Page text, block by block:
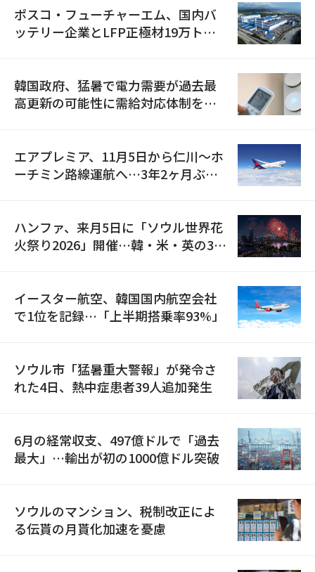
ポスコ・フューチャーエム、国内バ
ッテリー企業とLFP正極材19万トン
韓国政府、猛暑で電力需要が過去最
高更新の可能性に需給対応体制を点
エアプレミア、11月5日から仁川〜ホ
ーチミン路線運航へ…3年2ヶ月ぶり
ハンファ、来月5日に「ソウル世界花
火祭り2026」開催…韓・米・英の3カ
イースター航空、韓国国内航空会社
で1位を記録…「上半期搭乗率93%」
ソウル市「猛暑重大警報」が発令さ
れた4日、熱中症患者39人追加発生
6月の経常収支、497億ドルで「過去
最大」…輸出が初の1000億ドル突破
ソウルのマンション、税制改正によ
る伝貰の月貰化加速を憂慮